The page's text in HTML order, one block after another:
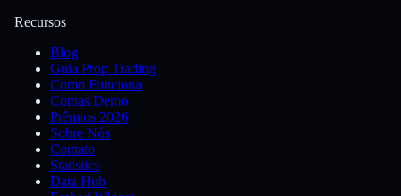
Recursos
Blog
Guia Prop Trading
Como Funciona
Contas Demo
Prêmios 2026
Sobre Nós
Contato
Statistics
Data Hub